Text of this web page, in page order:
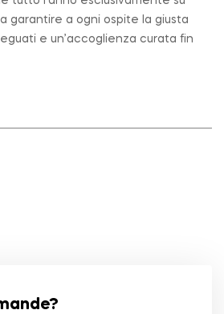
garantire a ogni ospite la giusta
e un’accoglienza curata fin